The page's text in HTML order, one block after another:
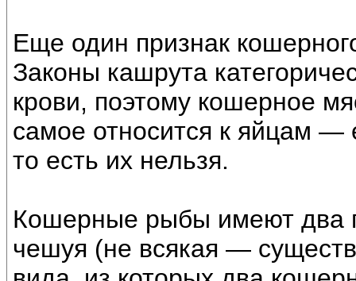
Еще один признак
Законы кашрута
крови, поэтому кошерное
самое относится к яйцам —
то есть их нельзя.
Кошерные рыбы имеют два
чешуя (не всякая —